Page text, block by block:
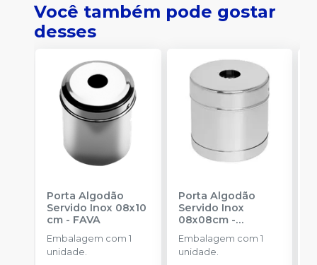
Você também pode gostar
desses
Porta Algodão
Servido Inox 08x10
cm - FAVA
Embalagem com 1
unidade.
Porta Algodão
Servido Inox
08x08cm-
AÇONOX
Embalagem com 1
unidade.